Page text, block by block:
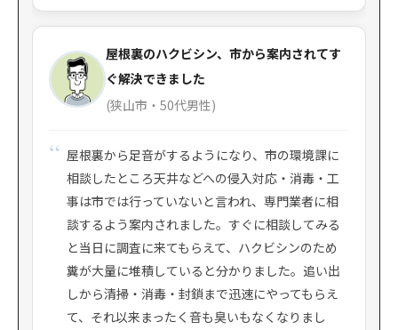
屋根裏のハクビシン、市から案内されてす
ぐ解決できました
(狭山市・50代男性)
屋根裏から足音がするようになり、市の環境課に
相談したところ天井などへの侵入対応・消毒・工
事は市では行っていないと言われ、専門業者に相
談するよう案内されました。すぐに相談してみる
と当日に調査に来てもらえて、ハクビシンのため
糞が大量に堆積していると分かりました。追い出
しから清掃・消毒・封鎖まで迅速にやってもらえ
て、それ以来まったく音も臭いもなくなりまし